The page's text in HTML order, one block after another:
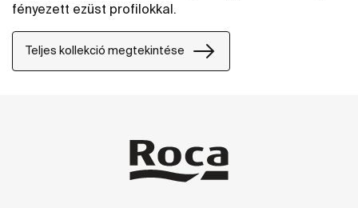
fényezett ezüst profilokkal.
Teljes kollekció megtekintése